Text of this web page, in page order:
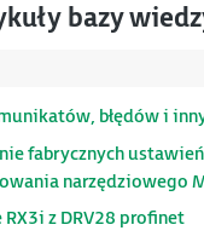
bazy
błędów i
fabrycznych
narzędziowego
RX3i z DRV28 profinet